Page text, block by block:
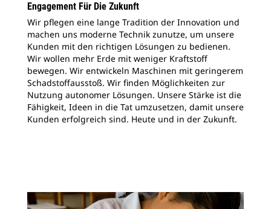
Engagement Für Die Zukunft
Wir pflegen eine lange Tradition der Innovation und
machen uns moderne Technik zunutze, um unsere
Kunden mit den richtigen Lösungen zu bedienen.
Wir wollen mehr Erde mit weniger Kraftstoff
bewegen. Wir entwickeln Maschinen mit geringerem
Schadstoffausstoß. Wir finden Möglichkeiten zur
Nutzung autonomer Lösungen. Unsere Stärke ist die
Fähigkeit, Ideen in die Tat umzusetzen, damit unsere
Kunden erfolgreich sind. Heute und in der Zukunft.